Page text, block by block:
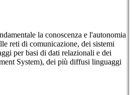
la conoscenza e l'autonomia
reti di comunicazione, dei sistemi
per basi di dati relazionali e dei
System), dei più diffusi linguaggi